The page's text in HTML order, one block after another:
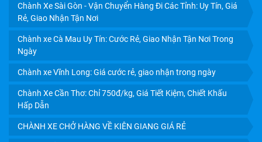
UY TÍN, GIÁ RẺ, GIAO NHẬN TẬN NƠI
Chành Xe Sài Gòn - Vận Chuyển Hàng Đi Các Tỉnh: Uy Tín, Giá
Rẻ, Giao Nhận Tận Nơi
Chành xe Cà Mau Uy Tín: Cước Rẻ, Giao Nhận Tận Nơi Trong
Ngày
Chành xe Vĩnh Long: Giá cước rẻ, giao nhận trong ngày
Chành Xe Cần Thơ: Chỉ 750đ/kg, Giá Tiết Kiệm, Chiết Khấu
Hấp Dẫn
CHÀNH XE CHỞ HÀNG VỀ KIÊN GIANG GIÁ RẺ